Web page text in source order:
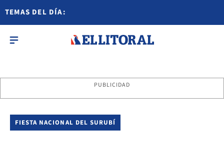
TEMAS DEL DÍA:
PUBLICIDAD
FIESTA NACIONAL DEL SURUBÍ